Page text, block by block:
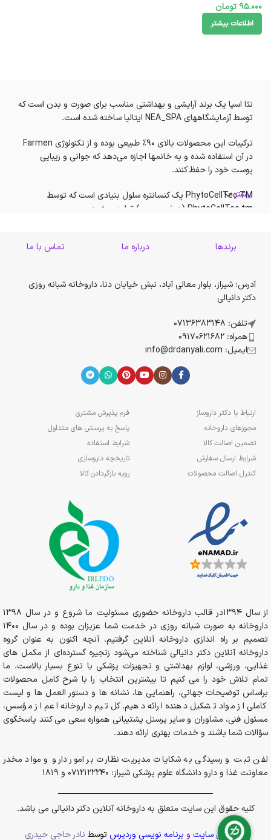
95.000 تومان
اطلاعات بیشتر
نئا اسپا یک برند آرایشی و بهداشتی مناسب برای صورت و بدن است که
توسط آزمایشگاههای NEA_SPA ایتالیا ساخته شده است.
ترکیبات این محصولات بالای 90% طبیعی بوده و از تکنولوژی Farmen
در آن استفاده شده و به خانمها اجازه می‌دهد که جوانی و زیبایی
پوست خود را حفظ کنند.
PhytoCellTec TM یک کنسانتره سلول بنیادی است که توسط
PhytoCellTec tm (درخت سیب) تولید میشود.
مدت طولانی، تازه و آبدار نگهداری کرد.
ظرفیت بازسازی گیاه در آنجا متمرکز است، استخراج می شود.
تعداد و موقعیت آنها نشان میدهد که به نشاط و سلامتی ارگانیسم
کلی مرتبط است.
مطالعات حاکی از موفقیت و سازگاری بالا بین سلول‌های پوست انسان
و سلولهای عصاره سیب malus Domestica است که در محصولات
بیشتر
برندها درباره ما تماس با ما
آدرس: شیراز، بلوار معالی آباد، نبش خیابان دنا، داروخانه شبانه روزی
دکتر دانیالی
تلفن: 07136383148
همراه: 09170621682
ایمیل: info@drdanyali.com
ارتباط با دکتر داروساز
مجوزهای داروخانه
تضمین اصالت کالا
شرایط ارسال سفارش
کنترل اصالت محصولات
فرم پذیرش مشتری
پاسخ به پرسش های متداول
شرایط استفاده
تاریخچه داروسازی
رویه بازگردادن کالا
از سال 1394در قالب داروخانه حضوری مسئولیت ما شروع و در سال 1398
داروخانه به صورت شبانه روزی در خدمت شما عزیزان بوده و در سال 1400
تصمیم بر راه اندازی داروخانه آنلاین گرفتیم. آنچه اکنون به عنوان گروه
داروخانه آنلاین دکتر دانیالی شناخته می‌شود زنجیره گسترده‌ای از مکمل های
غذایی، ورزشی، لوازم بهداشتی و تجهیزات پزشکی با تنوع بسیار بالاست. ما
تمام تلاش خود را می کنیم تا بیشترین انتخاب را با شرح کامل محصولات
براساس توضیحات جهانی، راهنمایی ها، نشانه ها و دستور العمل ها و لیست
کاملی از مواد تشکیل دهنده ارائه دهیم. کل تیم داروخانه اعم از مؤسس،
مسئول فنی، مشاوران و سایر پرسنل پشتیبانی همواره سعی می کنند پاسخگوی
سؤالات شما باشند و خدمات بهتری ارائه دهند.
لفن ثبت و رسیدگی به شکایات مدیریت نظارت بر امور دارو و مواد مخدر
معاونت غذا و دارو دانشگاه علوم پزشکی شیراز: 0712122240 و 1819
کلیه حقوق این سایت متعلق به داروخانه آنلاین دکتر دانیالی می باشد.
پشتیبانی سایت و برنامه نویسی وردپرس توسط نادر حاجی حیدری